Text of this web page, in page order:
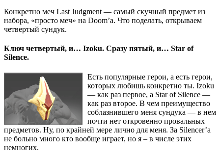
Конкретно меч Last Judgment — самый скучный предмет из
набора, «просто меч» на Doom’а. Что поделать, открываем
четвертый сундук.
Ключ четвертый, и… Izoku. Сразу пятый, и… Star of
Silence.
Есть популярные герои, а есть герои,
которых любишь конкретно ты. Izoku
— как раз первое, а Star of Silence —
как раз второе. В чем преимущество
соблазнившего меня сундука — в нем
почти нет откровенно провальных
предметов. Ну, по крайней мере лично для меня. За Silencer’а
не больно много кто вообще играет, но я – в числе этих
немногих.